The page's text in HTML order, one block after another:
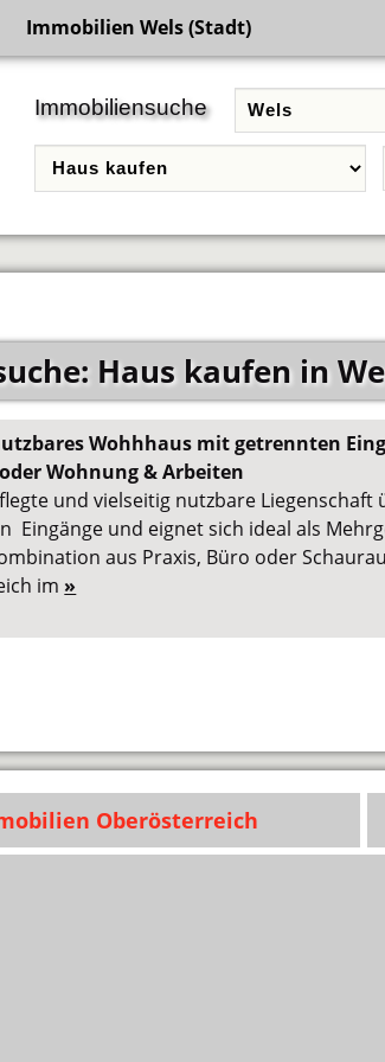
Immobilien Wels (Stadt)
Immobiliensuche
Haus kaufen in
Wohhhaus mit getrennten
Wohnung & Arbeiten
und vielseitig nutzbare
Eingänge und eignet sich ideal als
aus Praxis, Büro oder
im »
Oberösterreich